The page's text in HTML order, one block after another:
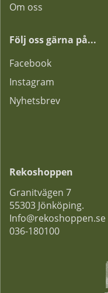
Om oss
Följ oss gärna på...
Facebook
Instagram
Nyhetsbrev
Rekoshoppen
Granitvägen 7
55303 Jönköping.
Info@rekoshoppen.se
036-180100